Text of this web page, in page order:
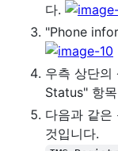
다.
"Phone
우측 상단의
Status" 항
다음과 같은
것입니다.